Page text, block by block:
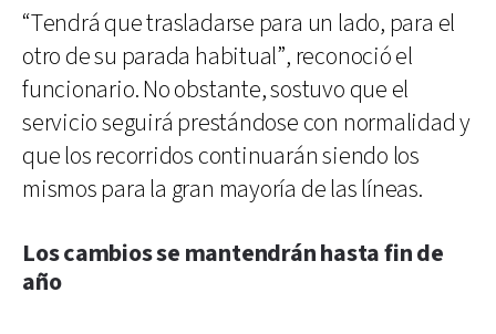
“Tendrá que trasladarse para un lado, para el
otro de su parada habitual”, reconoció el
funcionario. No obstante, sostuvo que el
servicio seguirá prestándose con normalidad y
que los recorridos continuarán siendo los
mismos para la gran mayoría de las líneas.
Los cambios se mantendrán hasta fin de
año